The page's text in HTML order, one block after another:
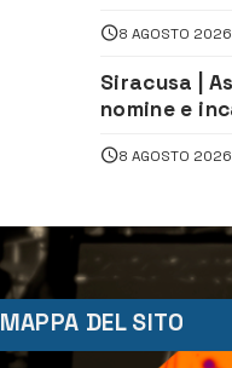
attività
8 AGOSTO 2026
Siracusa |
nomine e
di Sanità
8 AGOSTO 2026
MAPPA DEL SITO